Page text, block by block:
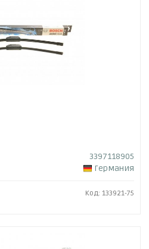
3397118905
Германия
Код: 133921-75